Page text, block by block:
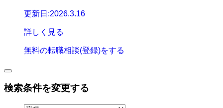
更新日:2026.3.16
詳しく見る
無料の転職相談(登録)をする
検索条件を変更する